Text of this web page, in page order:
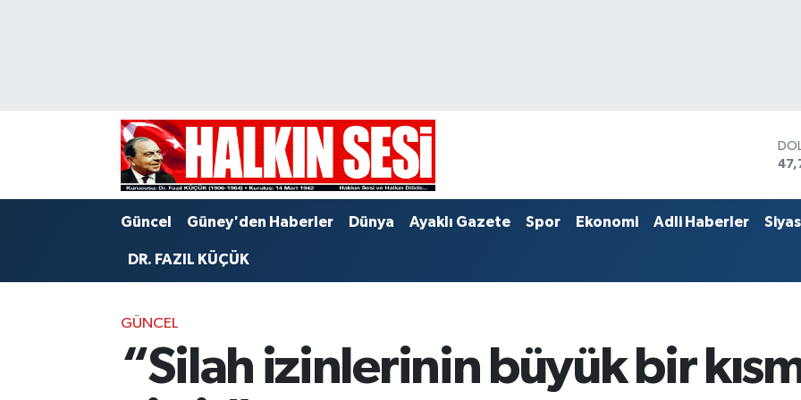
Güncel Güney'den Haberler Dünya Ayaklı Gazete Spor Ekonomi Adli Haberler
DR. FAZIL KÜÇÜK
GÜNCEL
“Silah izinlerinin büyük bir
Trafik Durumu
Puan Durumu ve Fikstür